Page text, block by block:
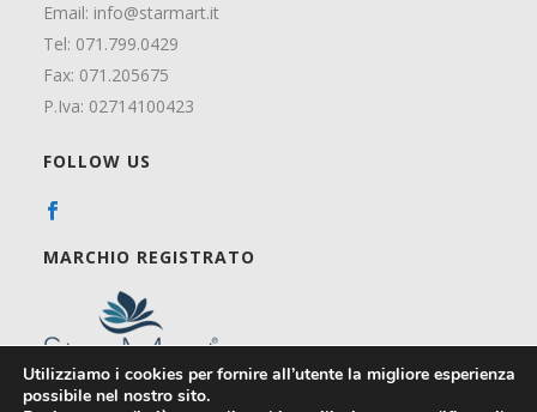
Email: info@starmart.it
Tel: 071.799.0429
Fax: 071.205675
P.Iva: 02714100423
FOLLOW US
MARCHIO REGISTRATO
CREDITI:
Utilizziamo i cookies per fornire all’utente la migliore esperienza
possibile nel nostro sito.